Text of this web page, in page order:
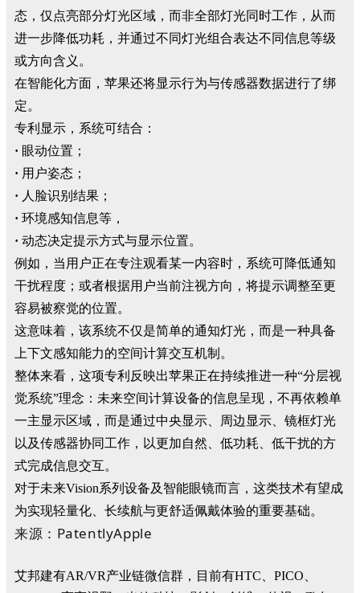
态，仅点亮部分灯光区域，而非全部灯光同时工作，从而
进一步降低功耗，并通过不同灯光组合表达不同信息等级
或方向含义。
在智能化方面，苹果还将显示行为与传感器数据进行了绑
定。
专利显示，系统可结合：
· 眼动位置；
· 用户姿态；
· 人脸识别结果；
· 环境感知信息等，
· 动态决定提示方式与显示位置。
例如，当用户正在专注观看某一内容时，系统可降低通知
干扰程度；或者根据用户当前注视方向，将提示调整至更
容易被察觉的位置。
这意味着，该系统不仅是简单的通知灯光，而是一种具备
上下文感知能力的空间计算交互机制。
整体来看，这项专利反映出苹果正在持续推进一种“分层视
觉系统”理念：未来空间计算设备的信息呈现，不再依赖单
一主显示区域，而是通过中央显示、周边显示、镜框灯光
以及传感器协同工作，以更加自然、低功耗、低干扰的方
式完成信息交互。
对于未来Vision系列设备及智能眼镜而言，这类技术有望成
为实现轻量化、长续航与更舒适佩戴体验的重要基础。
来源：PatentlyApple
艾邦建有AR/VR产业链微信群，目前有HTC、PICO、